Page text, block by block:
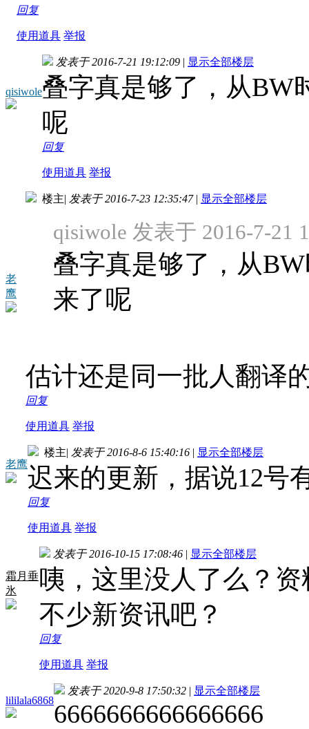
回复
使用道具 举报
qisiwole
发表于 2016-7-21 19:12:09 | 显示全部楼层
叠字真是够了，从BW
呢
回复
使用道具 举报
老
鹰
楼主| 发表于 2016-7-23 12:35:47 | 显示全部楼层
qisiwole 发表于 2016-7-21
叠字真是够了，从
来了呢
估计还是同一批人翻译
回复
使用道具 举报
老鹰
楼主| 发表于 2016-8-6 15:40:16 | 显示全部楼层
迟来的更新，据说12号
回复
使用道具 举报
霜月垂
氷
发表于 2016-10-15 17:08:46 | 显示全部楼层
咦，这里没人了么？
不少新资讯吧？
回复
使用道具 举报
lililala6868
发表于 2020-9-8 17:50:32 | 显示全部楼层
6666666666666666